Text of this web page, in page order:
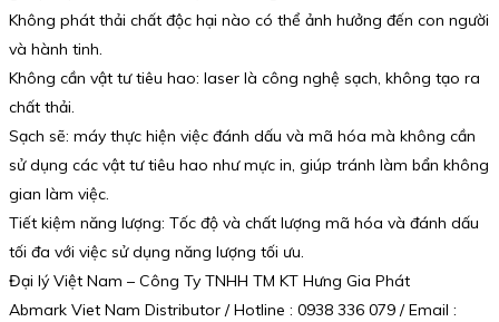
Không phát thải chất độc hại nào có thể ảnh hưởng đến con người
và hành tinh.
Không cần vật tư tiêu hao: laser là công nghệ sạch, không tạo ra
chất thải.
Sạch sẽ: máy thực hiện việc đánh dấu và mã hóa mà không cần
sử dụng các vật tư tiêu hao như mực in, giúp tránh làm bẩn không
gian làm việc.
Tiết kiệm năng lượng: Tốc độ và chất lượng mã hóa và đánh dấu
tối đa với việc sử dụng năng lượng tối ưu.
Đại lý Việt Nam – Công Ty TNHH TM KT Hưng Gia Phát
Abmark Viet Nam Distributor / Hotline : 0938 336 079 / Email :